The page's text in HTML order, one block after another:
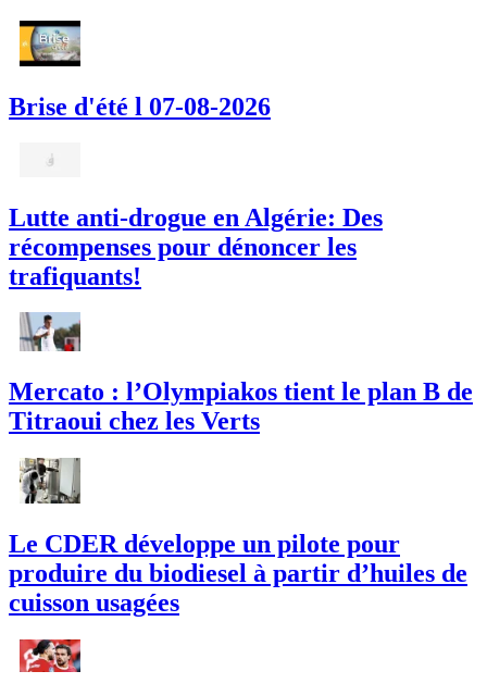
Brise d'été l 07-08-2026
Lutte anti-drogue en Algérie: Des
récompenses pour dénoncer les
trafiquants!
Mercato : l’Olympiakos tient le plan B de
Titraoui chez les Verts
Le CDER développe un pilote pour
produire du biodiesel à partir d’huiles de
cuisson usagées